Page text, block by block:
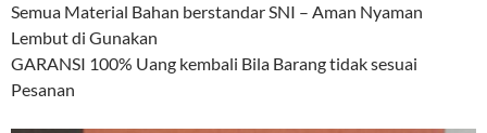
Semua Material Bahan berstandar SNI – Aman Nyaman
Lembut di Gunakan
GARANSI 100% Uang kembali Bila Barang tidak sesuai
Pesanan